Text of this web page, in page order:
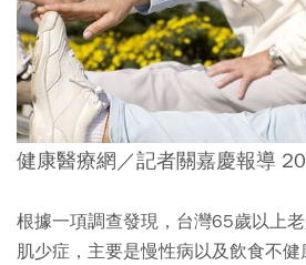
健康醫療網／記者關嘉慶報導
根據一項調查發現，台灣65歲以上
肌少症，主要是慢性病以及飲食不